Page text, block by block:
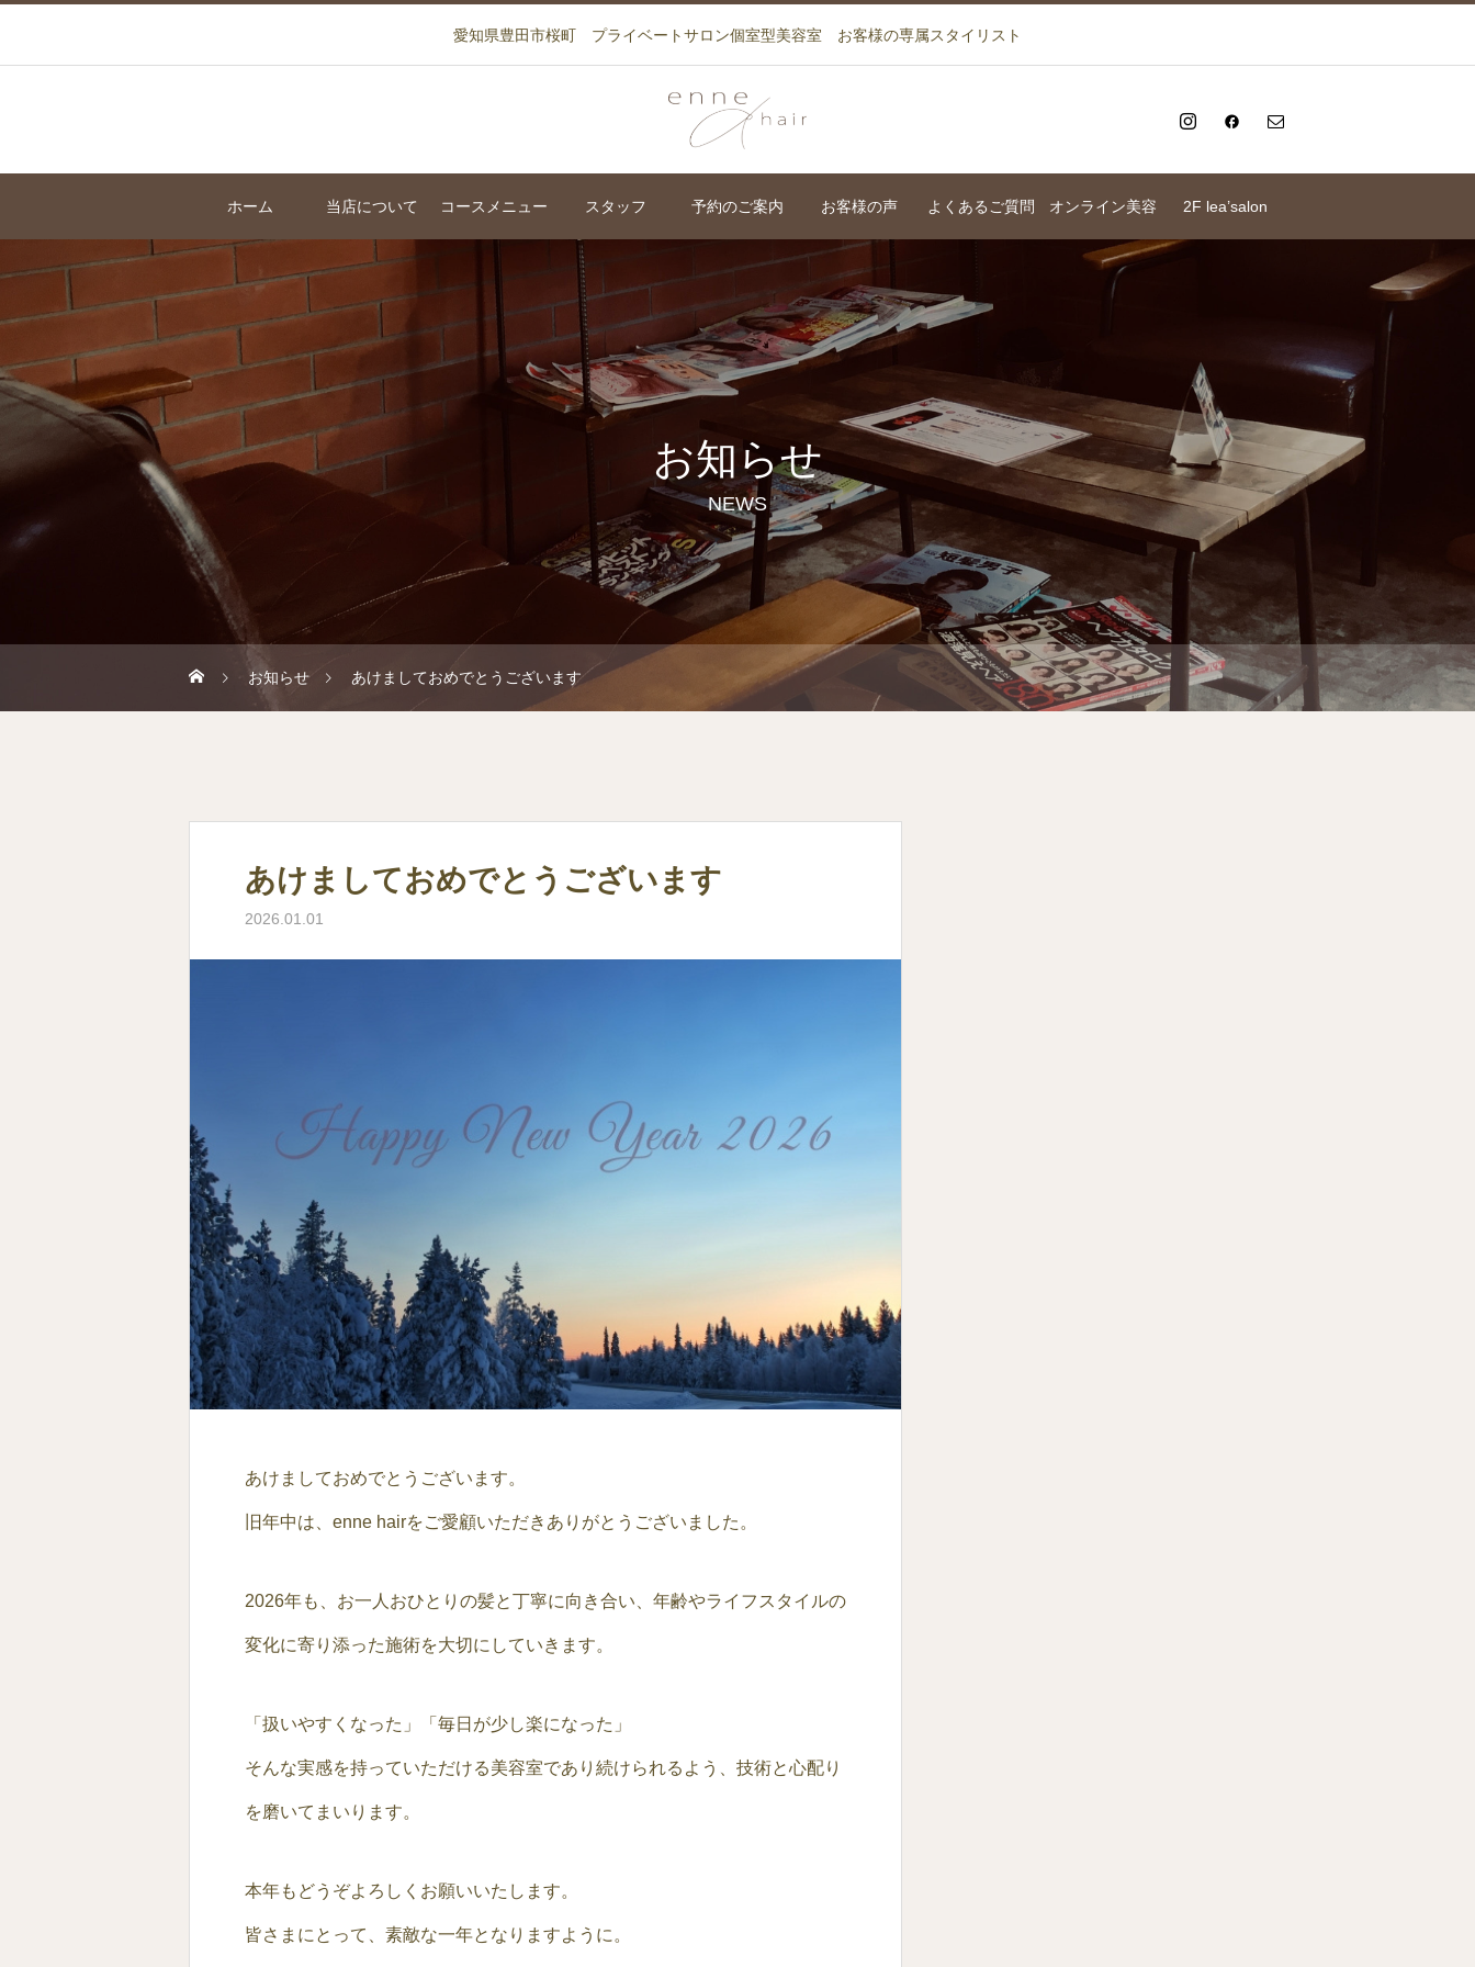
愛知県豊田市桜町 プライベートサロン個室型美容室 お客様の専属スタイリスト
ホーム 当店について コースメニュー スタッフ 予約のご案内 お客様の声 よくあるご質問 オンライン美容 2F lea’salon
お知らせ
NEWS
お知らせ あけましておめでとうございます
あけましておめでとうございます
2026.01.01
あけましておめでとうございます。
旧年中は、enne hairをご愛顧いただきありがとうございました。
2026年も、お一人おひとりの髪と丁寧に向き合い、年齢やライフスタイルの
変化に寄り添った施術を大切にしていきます。
「扱いやすくなった」「毎日が少し楽になった」
そんな実感を持っていただける美容室であり続けられるよう、技術と心配り
を磨いてまいります。
本年もどうぞよろしくお願いいたします。
皆さまにとって、素敵な一年となりますように。